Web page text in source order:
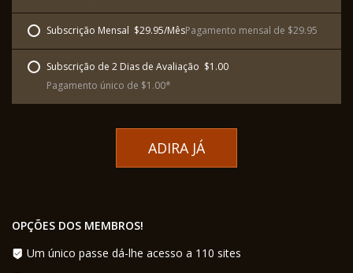
Subscrição Mensal  $29.95/MêsPagamento mensal de $29.95
Subscrição de 2 Dias de Avaliação  $1.00
Pagamento único de $1.00*
ADIRA JÁ
OPÇÕES DOS MEMBROS!
Um único passe dá-lhe acesso a 110 sites